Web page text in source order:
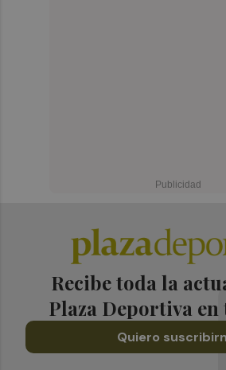
Recibe toda la
Plaza Deportiva
Quiero